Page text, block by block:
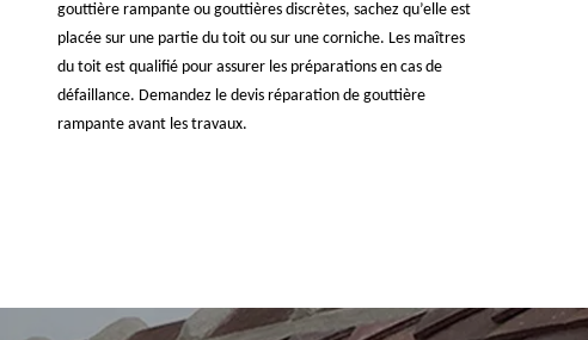
gouttière rampante ou gouttières discrètes, sachez qu’elle est
placée sur une partie du toit ou sur une corniche. Les maîtres
du toit est qualifié pour assurer les préparations en cas de
défaillance. Demandez le devis réparation de gouttière
rampante avant les travaux.